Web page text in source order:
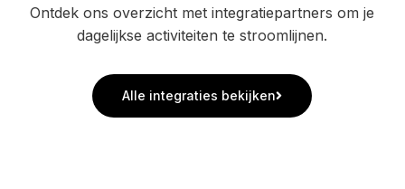
Ontdek ons overzicht met integratiepartners om je
dagelijkse activiteiten te stroomlijnen.
Alle integraties bekijken